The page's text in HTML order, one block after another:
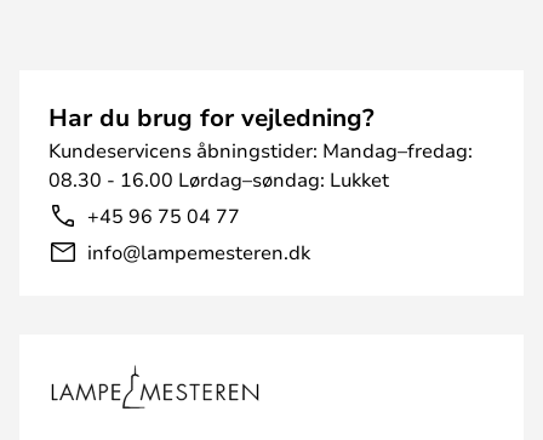
Har du brug for vejledning?
Kundeservicens åbningstider: Mandag–fredag:
08.30 - 16.00 Lørdag–søndag: Lukket
+45 96 75 04 77
info@lampemesteren.dk